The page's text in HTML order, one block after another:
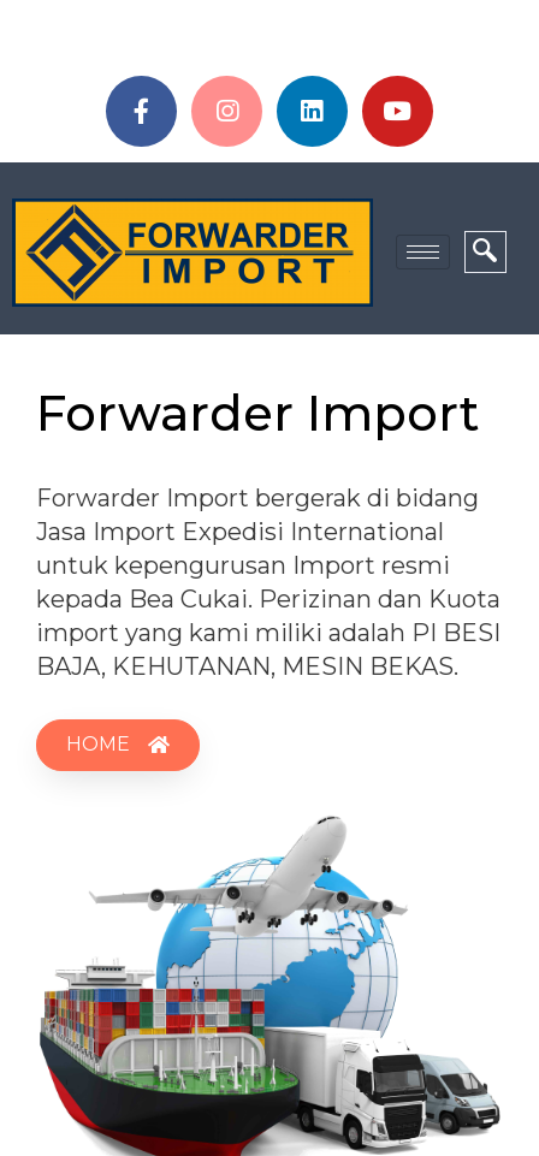
Forwarder Import
Forwarder Import bergerak di bidang
Jasa Import Expedisi International
untuk kepengurusan Import resmi
kepada Bea Cukai. Perizinan dan Kuota
import yang kami miliki adalah PI BESI
BAJA, KEHUTANAN, MESIN BEKAS.
HOME